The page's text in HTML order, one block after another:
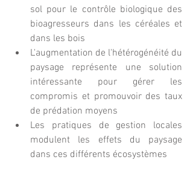
sol pour le contrôle biologique des
bioagresseurs dans les céréales et
dans les bois
L'augmentation de l'hétérogénéité du
paysage représente une solution
intéressante pour gérer les
compromis et promouvoir des taux
de prédation moyens
Les pratiques de gestion locales
modulent les effets du paysage
dans ces différents écosystèmes